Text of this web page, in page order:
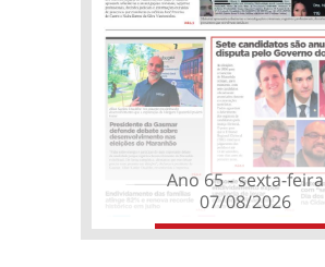
Ano 65 - sexta-feira
07/08/2026